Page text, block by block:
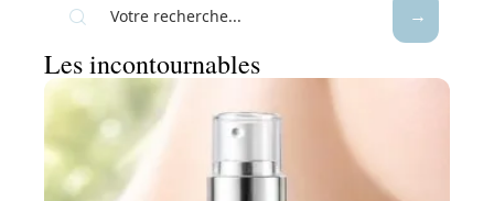
Les incontournables